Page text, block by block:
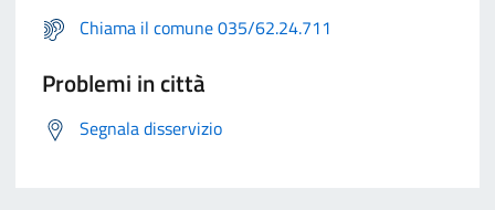
Chiama il comune 035/62.24.711
Problemi in città
Segnala disservizio